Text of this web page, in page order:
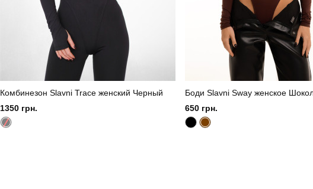
Комбинезон Slavni Trace женский Черный
1350 грн.
Боди Slavni Sway женское
650 грн.